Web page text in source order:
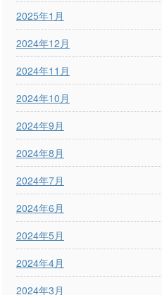
2025年1月
2024年12月
2024年11月
2024年10月
2024年9月
2024年8月
2024年7月
2024年6月
2024年5月
2024年4月
2024年3月